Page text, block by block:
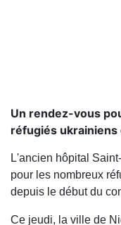
Un rendez-vous
réfugiés ukrainiens
L'ancien hôpital
pour les nombreux
depuis le début du
Ce jeudi, la ville de